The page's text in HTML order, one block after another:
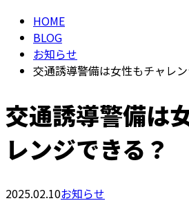
HOME
BLOG
お知らせ
交通誘導警備は女性もチャレ
交通誘導警備は
レンジできる？
2025.02.10お知らせ